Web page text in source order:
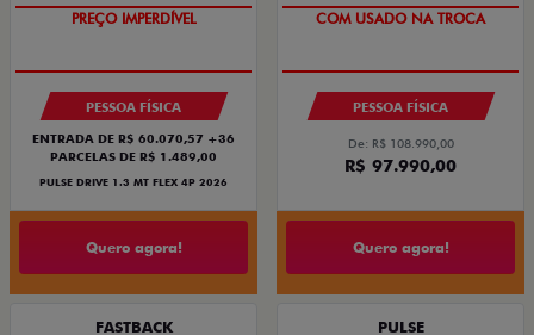
PREÇO IMPERDÍVEL
PESSOA FÍSICA
ENTRADA DE R$ 60.070,57 +36
PARCELAS DE R$ 1.489,00
PULSE DRIVE 1.3 MT FLEX 4P 2026
Quero agora!
COM USADO NA TROCA
PESSOA FÍSICA
De: R$ 108.990,00
R$ 97.990,00
Quero agora!
FASTBACK PULSE